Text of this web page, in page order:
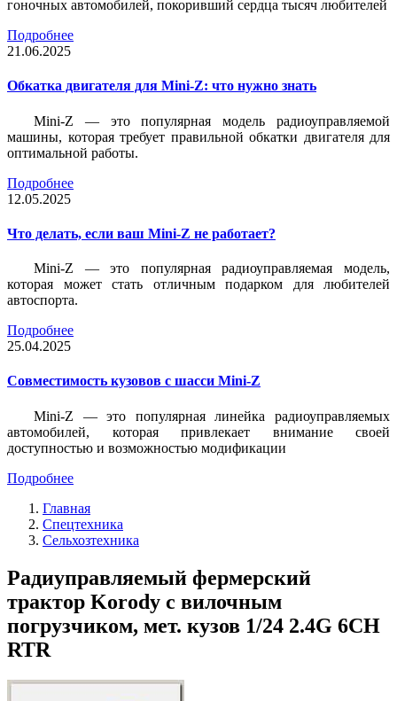
гоночных автомобилей, покоривший сердца тысяч любителей
Подробнее
21.06.2025
Обкатка двигателя для Mini-Z: что нужно знать
Mini-Z — это популярная модель радиоуправляемой
машины, которая требует правильной обкатки двигателя для
оптимальной работы.
Подробнее
12.05.2025
Что делать, если ваш Mini-Z не работает?
Mini-Z — это популярная радиоуправляемая модель,
которая может стать отличным подарком для любителей
автоспорта.
Подробнее
25.04.2025
Совместимость кузовов с шасси Mini-Z
Mini-Z — это популярная линейка радиоуправляемых
автомобилей, которая привлекает внимание своей
доступностью и возможностью модификации
Подробнее
Главная
Спецтехника
Сельхозтехника
Радиуправляемый фермерский
трактор Korody с вилочным
погрузчиком, мет. кузов 1/24 2.4G 6CH
RTR